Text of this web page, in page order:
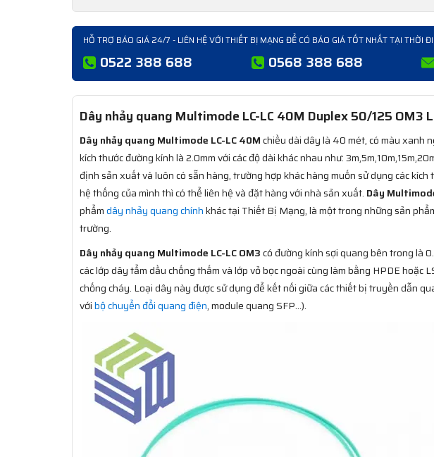
HỖ TRỢ BÁO GIÁ 24/7 - LIÊN HỆ VỚI THIẾT BỊ MẠNG ĐỂ CÓ BÁO GIÁ TỐT NHẤT TẠI THỜI
0522 388 688 0568 388 688
Dây nhảy quang Multimode LC-LC 40M Duplex 50/125 OM3
Dây nhảy quang Multimode LC-LC 40Mchiều dài dây là 40 mét, có màu xanh
kích thước đường kính là 2.0mm với các độ dài khác nhau như:
định sản xuất và luôn có sẵn hàng, trường hợp khác hàng muốn sử dụng các kích
hệ thống của mình thì có thể liên hệ và đặt hàng với nhà sản xuất. Dây
phẩmdây nhảy quang chínhkhác tại Thiết Bị Mạng, là một trong những sản
trường.
Dây nhảy quang Multimode LC-LC OM3có đường kính sợi quang bên trong là
các lớp dây tẩm dầu chống thấm và lớp vỏ bọc ngoài cùng làm bằng HPDE hoặc
chống cháy. Loại dây này được sử dụng để kết nối giữa các thiết bị truyền dẫn
vớibộ chuyển đổi quang điện, module quang SFP…).